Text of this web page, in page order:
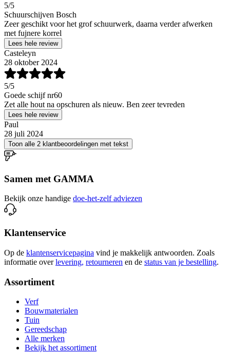
5/5
Schuurschijven Bosch
Zeer geschikt voor het grof schuurwerk, daarna verder afwerken
met fujnere korrel
Lees hele review
Casteleyn
28 oktober 2024
5/5
Goede schijf nr60
Zet alle hout na opschuren als nieuw. Ben zeer tevreden
Lees hele review
Paul
28 juli 2024
Toon alle 2 klantbeoordelingen met tekst
Samen met GAMMA
Bekijk onze handige doe-het-zelf adviezen
Klantenservice
Op de klantenservicepagina vind je makkelijk antwoorden. Zoals
informatie over levering, retourneren en de status van je bestelling.
Assortiment
Verf
Bouwmaterialen
Tuin
Gereedschap
Alle merken
Bekijk het assortiment